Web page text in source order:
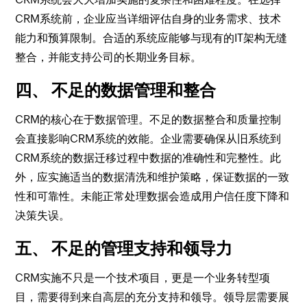
CRM系统前，企业应当详细评估自身的业务需求、技术
能力和预算限制。合适的系统应能够与现有的IT架构无缝
整合，并能支持公司的长期业务目标。
四、 不足的数据管理和整合
CRM的核心在于数据管理。不足的数据整合和质量控制
会直接影响CRM系统的效能。企业需要确保从旧系统到
CRM系统的数据迁移过程中数据的准确性和完整性。此
外，应实施适当的数据清洗和维护策略，保证数据的一致
性和可靠性。未能正常处理数据会造成用户信任度下降和
决策失误。
五、 不足的管理支持和领导力
CRM实施不只是一个技术项目，更是一个业务转型项
目，需要得到来自高层的充分支持和领导。领导层需要展